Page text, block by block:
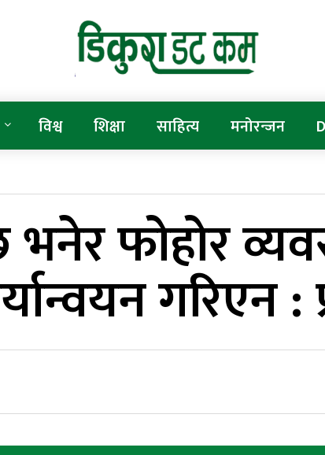
विश्व शिक्षा साहित्य मनोरन्जन
फोहोर
गरिएन